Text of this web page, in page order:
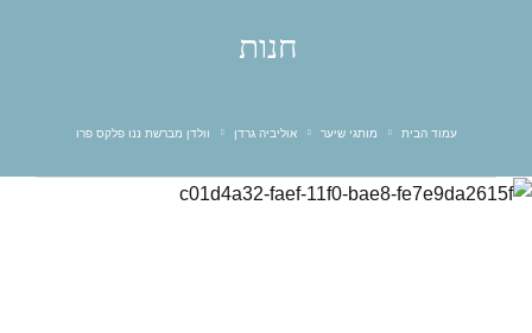
חנות
עמוד הבית מותגי שיער אוליביה גרדן וולדן מברשת ננו פלקס פרו